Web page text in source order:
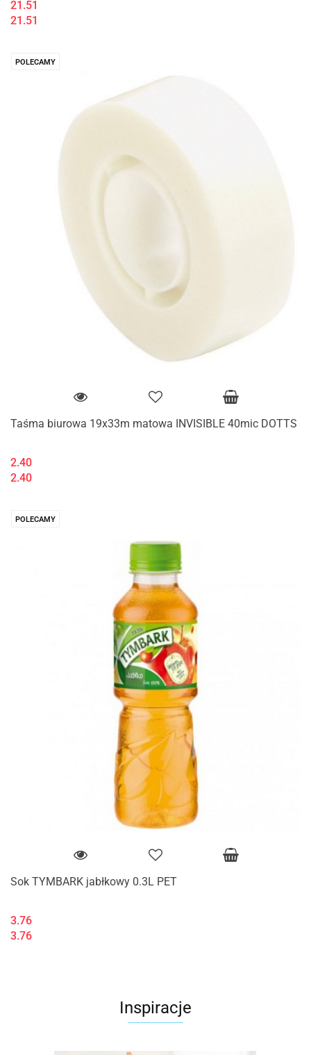
21.51
21.51
POLECAMY
Taśma biurowa 19x33m matowa INVISIBLE 40mic DOTTS
2.40
2.40
POLECAMY
Sok TYMBARK jabłkowy 0.3L PET
3.76
3.76
Inspiracje